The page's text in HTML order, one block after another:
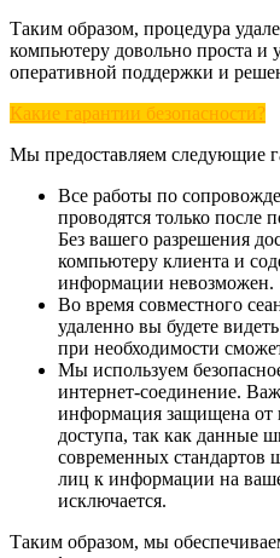
Таким образом, процедура
компьютеру довольно проста и
оперативной поддержки и
Какие гарантии безопасности?
Мы предоставляем следующие
Все работы по
проводятся только после
Без вашего разрешения
компьютеру клиента и
информации невозможен.
Во время совместного
удаленно вы будете
при необходимости
Мы используем
интернет-соединение.
информация защищена от
доступа, так как данные
современных стандартов
лиц к информации на
исключается.
Таким образом, мы